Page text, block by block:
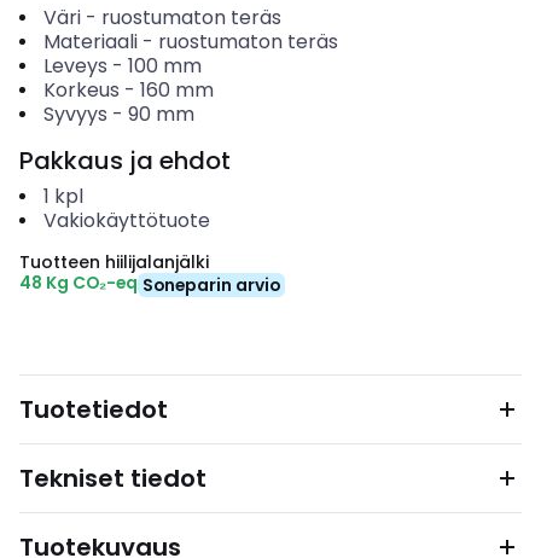
Väri- ruostumaton teräs
Materiaali- ruostumaton teräs
Leveys - 100 mm
Korkeus - 160 mm
Syvyys - 90 mm
Pakkaus ja ehdot
1 kpl
Vakiokäyttötuote
Tuotteen hiilijalanjälki
48 Kg CO₂-eq Soneparin arvio
Tuotetiedot
Tekniset tiedot
Tuotekuvaus